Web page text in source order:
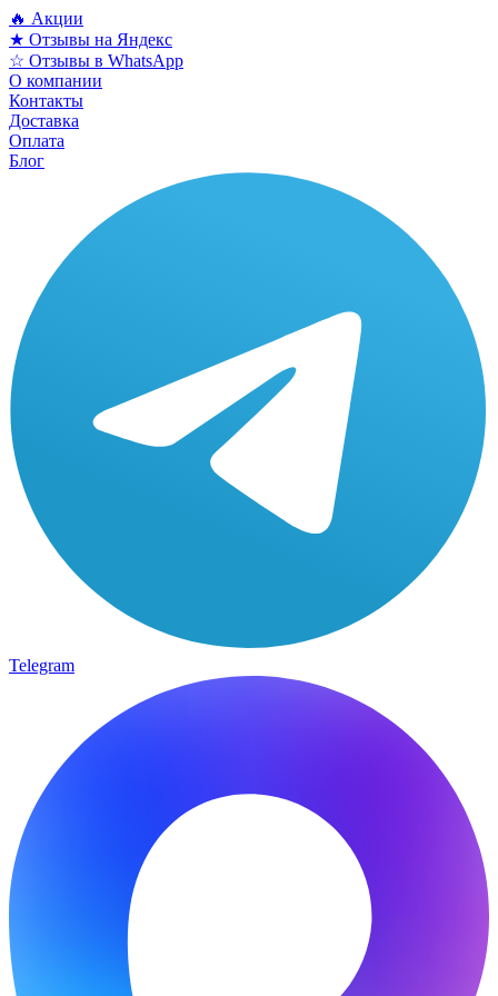
🔥 Акции
★ Отзывы на Яндекс
☆ Отзывы в WhatsApp
О компании
Контакты
Доставка
Оплата
Блог
Telegram